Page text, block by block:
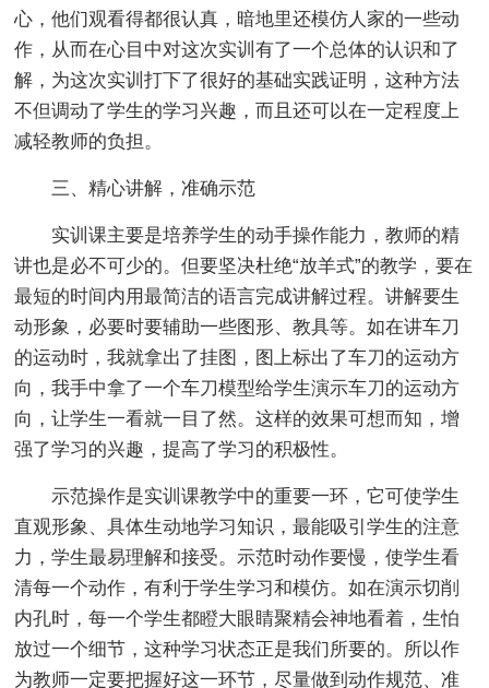
心，他们观看得都很认真，暗地里还模仿人家的一些动
作，从而在心目中对这次实训有了一个总体的认识和了
解，为这次实训打下了很好的基础实践证明，这种方法
不但调动了学生的学习兴趣，而且还可以在一定程度上
减轻教师的负担。
三、精心讲解，准确示范
实训课主要是培养学生的动手操作能力，教师的精
讲也是必不可少的。但要坚决杜绝“放羊式”的教学，要在
最短的时间内用最简洁的语言完成讲解过程。讲解要生
动形象，必要时要辅助一些图形、教具等。如在讲车刀
的运动时，我就拿出了挂图，图上标出了车刀的运动方
向，我手中拿了一个车刀模型给学生演示车刀的运动方
向，让学生一看就一目了然。这样的效果可想而知，增
强了学习的兴趣，提高了学习的积极性。
示范操作是实训课教学中的重要一环，它可使学生
直观形象、具体生动地学习知识，最能吸引学生的注意
力，学生最易理解和接受。示范时动作要慢，使学生看
清每一个动作，有利于学生学习和模仿。如在演示切削
内孔时，每一个学生都瞪大眼睛聚精会神地看着，生怕
放过一个细节，这种学习状态正是我们所要的。所以作
为教师一定要把握好这一环节，尽量做到动作规范、准